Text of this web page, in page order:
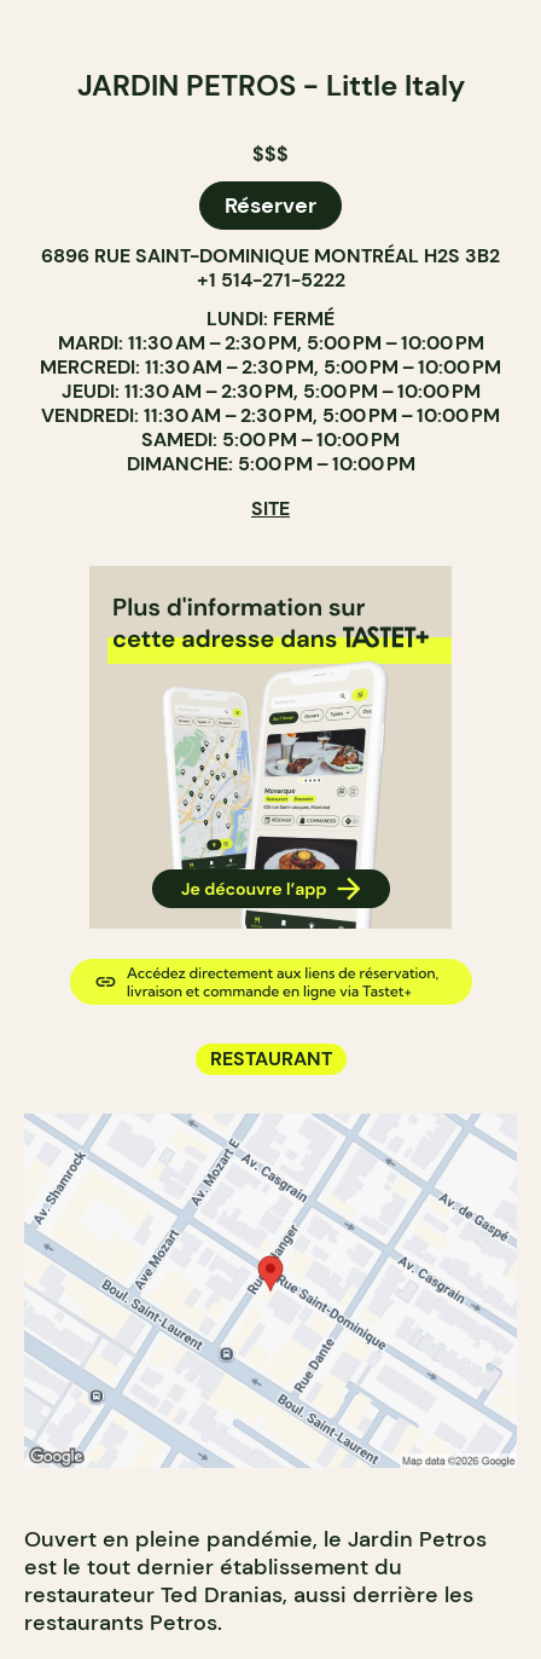
JARDIN PETROS - Little Italy
$$$
Réserver
6896 RUE SAINT-DOMINIQUE MONTRÉAL H2S 3B2
+1 514-271-5222
LUNDI: FERMÉ
MARDI: 11:30 AM – 2:30 PM, 5:00 PM – 10:00 PM
MERCREDI: 11:30 AM – 2:30 PM, 5:00 PM – 10:00 PM
JEUDI: 11:30 AM – 2:30 PM, 5:00 PM – 10:00 PM
VENDREDI: 11:30 AM – 2:30 PM, 5:00 PM – 10:00 PM
SAMEDI: 5:00 PM – 10:00 PM
DIMANCHE: 5:00 PM – 10:00 PM
SITE
RESTAURANT
Ouvert en pleine pandémie, le Jardin Petros
est le tout dernier établissement du
restaurateur Ted Dranias, aussi derrière les
restaurants Petros.